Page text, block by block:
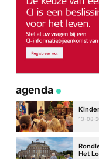
agenda
13-08-
Het